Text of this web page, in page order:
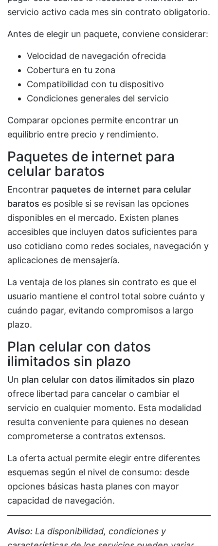
servicio activo cada mes sin contrato obligatorio.
Antes de elegir un paquete, conviene considerar:
Velocidad de navegación ofrecida
Cobertura en tu zona
Compatibilidad con tu dispositivo
Condiciones generales del servicio
Comparar opciones permite encontrar un
equilibrio entre precio y rendimiento.
Paquetes de internet para
celular baratos
Encontrar paquetes de internet para celular
baratos es posible si se revisan las opciones
disponibles en el mercado. Existen planes
accesibles que incluyen datos suficientes para
uso cotidiano como redes sociales, navegación y
aplicaciones de mensajería.
La ventaja de los planes sin contrato es que el
usuario mantiene el control total sobre cuánto y
cuándo pagar, evitando compromisos a largo
plazo.
Plan celular con datos
ilimitados sin plazo
Un plan celular con datos ilimitados sin plazo
ofrece libertad para cancelar o cambiar el
servicio en cualquier momento. Esta modalidad
resulta conveniente para quienes no desean
comprometerse a contratos extensos.
La oferta actual permite elegir entre diferentes
esquemas según el nivel de consumo: desde
opciones básicas hasta planes con mayor
capacidad de navegación.
Aviso: La disponibilidad, condiciones y